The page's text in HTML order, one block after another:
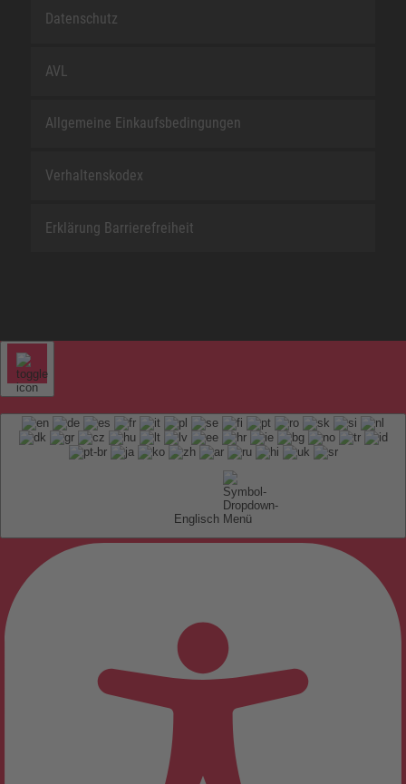
Datenschutz
AVL
Allgemeine Einkaufsbedingungen
Verhaltenskodex
Erklärung Barrierefreiheit
Englisch